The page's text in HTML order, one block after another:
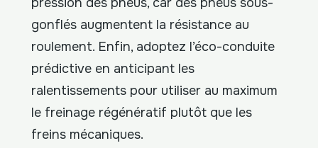
pression des pneus, car des pneus sous-
gonflés augmentent la résistance au
roulement. Enfin, adoptez l’éco-conduite
prédictive en anticipant les
ralentissements pour utiliser au maximum
le freinage régénératif plutôt que les
freins mécaniques.